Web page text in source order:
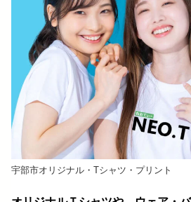
宇部市オリジナル・Tシャツ・プリント